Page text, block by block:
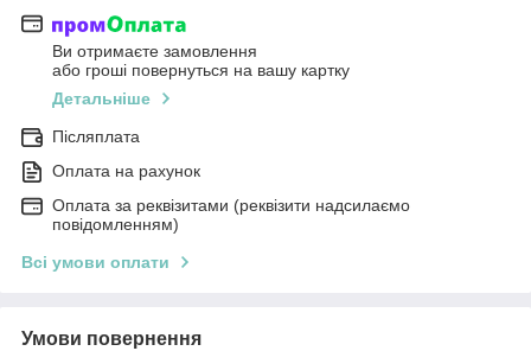
Ви отримаєте замовлення
або гроші повернуться на вашу картку
Детальніше
Післяплата
Оплата на рахунок
Оплата за реквізитами (реквізити надсилаємо
повідомленням)
Всі умови оплати
Умови повернення